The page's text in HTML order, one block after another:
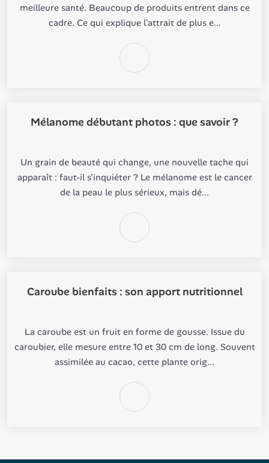
meilleure santé. Beaucoup de produits entrent dans ce
cadre. Ce qui explique l'attrait de plus e...
Mélanome débutant photos : que savoir ?
Un grain de beauté qui change, une nouvelle tache qui
apparaît : faut-il s'inquiéter ? Le mélanome est le cancer
de la peau le plus sérieux, mais dé...
Caroube bienfaits : son apport nutritionnel
La caroube est un fruit en forme de gousse. Issue du
caroubier, elle mesure entre 10 et 30 cm de long. Souvent
assimilée au cacao, cette plante orig...